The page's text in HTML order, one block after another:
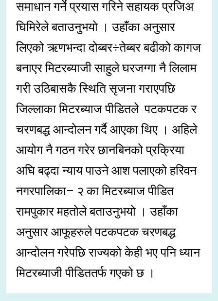
समाधान गर्ने प्रयास गरिने सहायक प्रजिअ
घिमिरेले बताउनुभयो । उहाँका अनुसार
लिएको ऋणभन्दा दोब्बर÷तेब्बर बढीको कागज
बनाएर मिटरब्याजी साहुले घरजग्गा नै लिलाम
गरी उठिबासकै स्थिति सृजना गराएपछि
जिल्लाका मिटरब्याज पीडितले पटकपटक र
चरणबद्ध आन्दोलन गर्दै आएका थिए । अहिले
आयोग नै गठन गरेर छानबिनको प्रक्रिया
अघि बढ्दा न्याय पाउने आश पलाएको हरिवन
नगरपालिका– २ का मिटरब्याज पीडित
रामपुकार महतोले बताउनुभयो । उहाँका
अनुसार आफूहरुले पटकपटक चरणबद्ध
आन्दोलन गरेपछि राज्यको केही भए पनि ध्यान
मिटरब्याजी पीडिततर्फ गएको छ ।